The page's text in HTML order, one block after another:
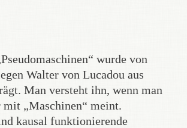
wurde von
Walter von Lucadou aus
Man versteht ihn, wenn man
mit „Maschinen“ meint.
kausal funktionierende